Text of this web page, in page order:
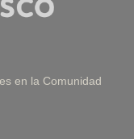
en la Comunidad